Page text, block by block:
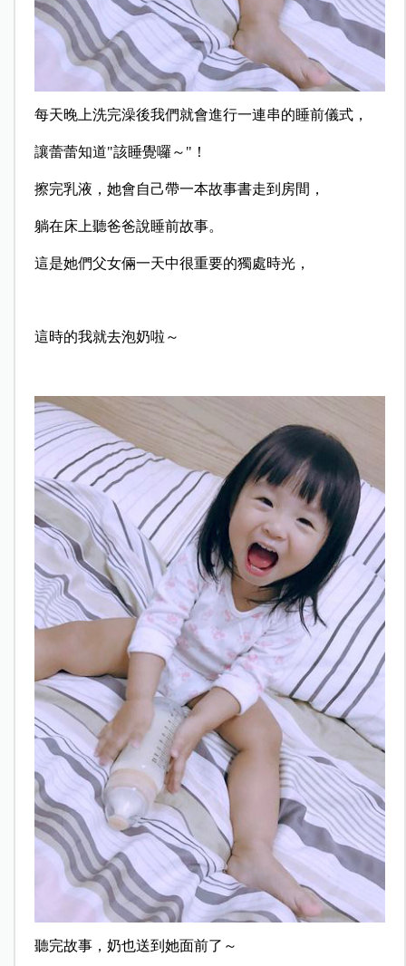
每天晚上洗完澡後我們就會進行一連串的睡前儀式，
讓蕾蕾知道"該睡覺囉～"！
擦完乳液，她會自己帶一本故事書走到房間，
躺在床上聽爸爸說睡前故事。
這是她們父女倆一天中很重要的獨處時光，
這時的我就去泡奶啦～
聽完故事，奶也送到她面前了～